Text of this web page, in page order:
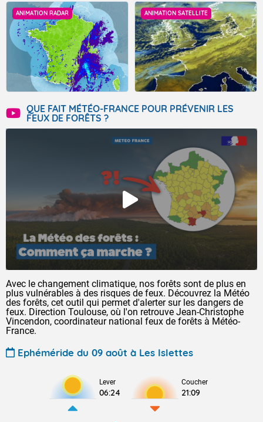
ANIMATION RADAR ANIMATION SATELLITE
QUE FAIT MÉTÉO-FRANCE POUR PRÉVENIR LES
FEUX DE FORÊTS ?
Avec le changement climatique, nos forêts sont de plus en
plus vulnérables à des risques de feux. Découvrez la Météo
des forêts, cet outil qui permet d'alerter sur les dangers de
feux. Direction Toulouse, où l'on retrouve Jean-Christophe
Vincendon, coordinateur national feux de forêts à Météo-
France.
Ephéméride du 09 août à Les Islettes
Lever
06:24
Coucher
21:09